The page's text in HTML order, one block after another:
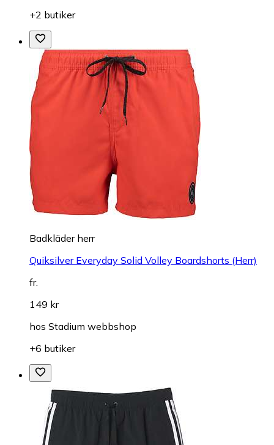
+2 butiker
Badkläder herr
Quiksilver Everyday Solid Volley Boardshorts (Herr)
fr.
149 kr
hos Stadium webbshop
+6 butiker